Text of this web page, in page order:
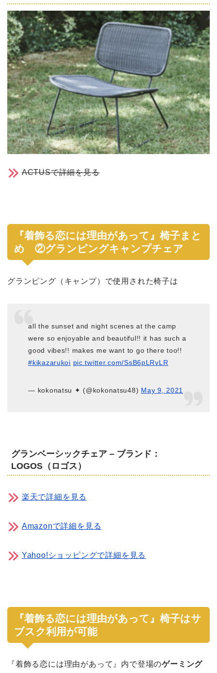
ACTUSで詳細を見る
『着飾る恋には理由があって』椅子まと
め ②グランピングキャンプチェア
グランピング（キャンプ）で使用された椅子は
all the sunset and night scenes at the camp
were so enjoyable and beautiful!! it has such a
good vibes!! makes me want to go there too!!
#kikazarukoi pic.twitter.com/SsB6pLRvLR
— kokonatsu ✦ (@kokonatsu48) May 9, 2021
グランベーシックチェア – ブランド：
LOGOS（ロゴス）
楽天で詳細を見る
Amazonで詳細を見る
Yahoo!ショッピングで詳細を見る
『着飾る恋には理由があって』椅子はサ
ブスク利用が可能
『着飾る恋には理由があって』内で登場のゲーミング